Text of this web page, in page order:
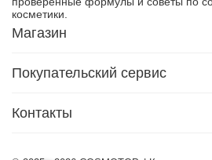
косметики.
Магазин
Покупательский сервис
Контакты